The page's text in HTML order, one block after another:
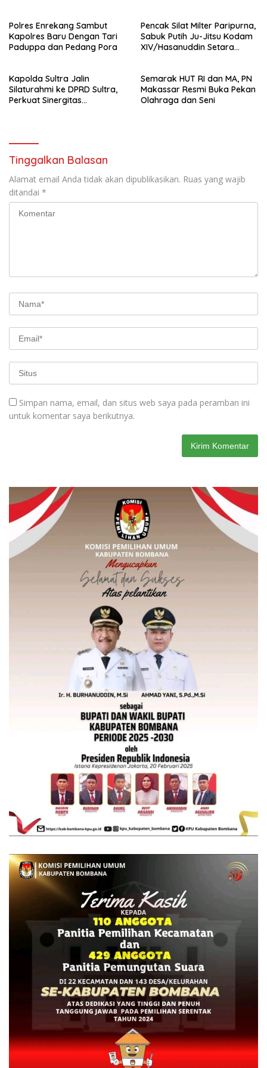
Polres Enrekang Sambut
Kapolres Baru Dengan Tari
Paduppa dan Pedang Pora
Pencak Silat Milter Paripurna,
Sabuk Putih Ju-Jitsu Kodam
XIV/Hasanuddin Setara
Kapolda Sultra Jalin
Silaturahmi ke DPRD Sultra,
Perkuat Sinergitas
Semarak HUT RI dan MA, PN
Makassar Resmi Buka Pekan
Olahraga dan Seni
Tinggalkan Balasan
Alamat email Anda tidak akan dipublikasikan. Ruas yang wajib
ditandai *
Simpan nama, email, dan situs web saya pada peramban ini
untuk komentar saya berikutnya.